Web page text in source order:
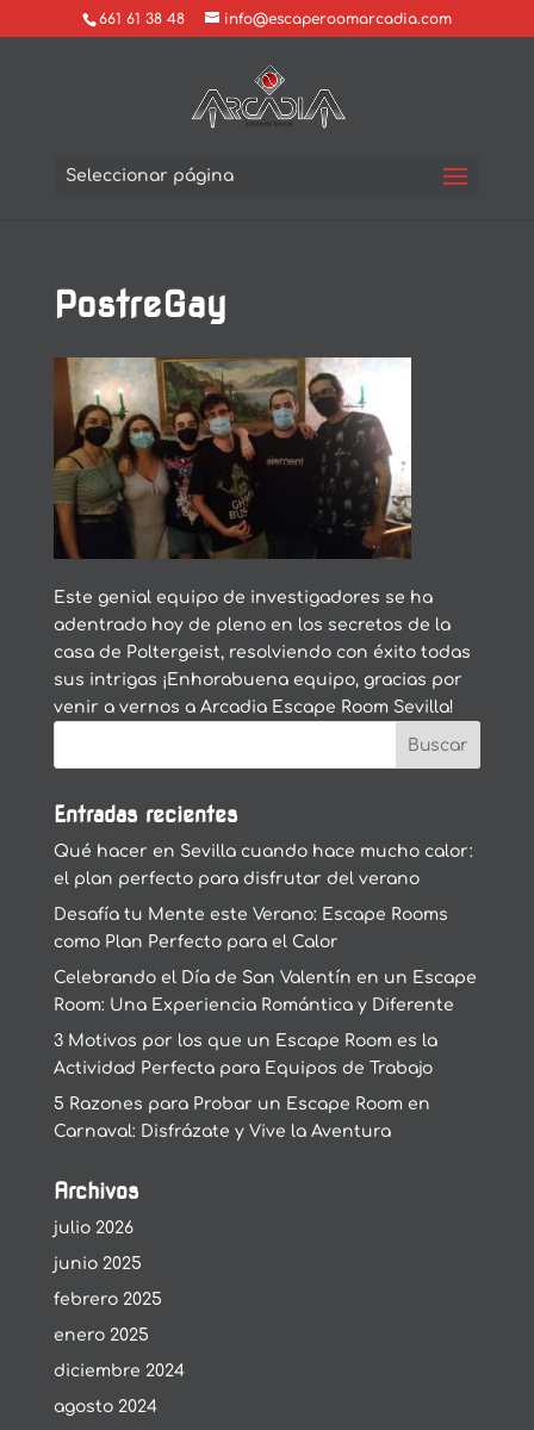
661 61 38 48 info@escaperoomarcadia.com
Seleccionar página
PostreGay
Este genial equipo de investigadores se ha
adentrado hoy de pleno en los secretos de la
casa de Poltergeist, resolviendo con éxito todas
sus intrigas ¡Enhorabuena equipo, gracias por
venir a vernos a Arcadia Escape Room Sevilla!
Entradas recientes
Qué hacer en Sevilla cuando hace mucho calor:
el plan perfecto para disfrutar del verano
Desafía tu Mente este Verano: Escape Rooms
como Plan Perfecto para el Calor
Celebrando el Día de San Valentín en un Escape
Room: Una Experiencia Romántica y Diferente
3 Motivos por los que un Escape Room es la
Actividad Perfecta para Equipos de Trabajo
5 Razones para Probar un Escape Room en
Carnaval: Disfrázate y Vive la Aventura
Archivos
julio 2026
junio 2025
febrero 2025
enero 2025
diciembre 2024
agosto 2024